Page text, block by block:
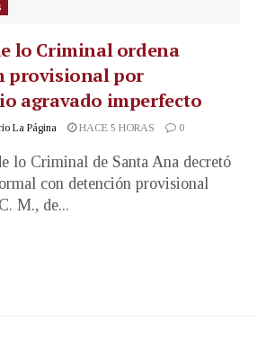
lo Criminal ordena
provisional por
agravado imperfecto
La Página HACE 5 HORAS 0
lo Criminal de Santa Ana decretó
con detención provisional
M., de...